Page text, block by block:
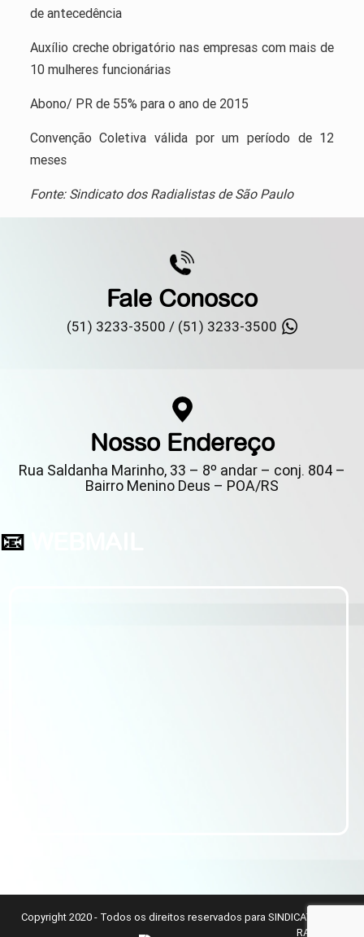
de antecedência
Auxílio creche obrigatório nas empresas com mais de
10 mulheres funcionárias
Abono/ PR de 55% para o ano de 2015
Convenção Coletiva válida por um período de 12
meses
Fonte: Sindicato dos Radialistas de São Paulo
Fale Conosco
(51) 3233-3500 / (51) 3233-3500
Nosso Endereço
Rua Saldanha Marinho, 33 – 8º andar – conj. 804 –
Bairro Menino Deus – POA/RS
📧
Copyright 2020 - Todos os direitos reservados para SINDICATO DOS
RADIALISTAS